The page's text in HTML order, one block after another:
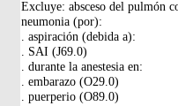
Excluye: absceso del pulmón
neumonia (por):
. aspiración (debida a):
. SAI (J69.0)
. durante la anestesia en:
. embarazo (O29.0)
. puerperio (O89.0)